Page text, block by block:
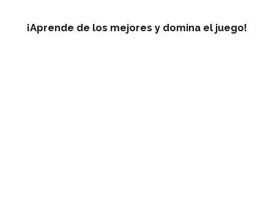
¡Aprende de los mejores y domina el juego!